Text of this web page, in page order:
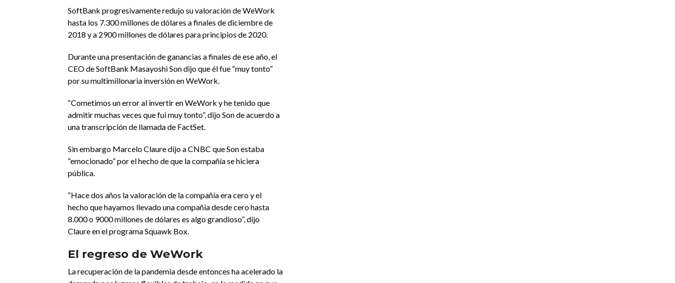
SoftBank progresivamente redujo su valoración de WeWork
hasta los 7.300 millones de dólares a finales de diciembre de
2018 y a 2900 millones de dólares para principios de 2020.
Durante una presentación de ganancias a finales de ese año, el
CEO de SoftBank Masayoshi Son dijo que él fue “muy tonto”
por su multimillonaria inversión en WeWork.
“Cometimos un error al invertir en WeWork y he tenido que
admitir muchas veces que fui muy tonto”, dijo Son de acuerdo a
una transcripción de llamada de FactSet.
Sin embargo Marcelo Claure dijo a CNBC que Son estaba
“emocionado” por el hecho de que la compañía se hiciera
pública.
“Hace dos años la valoración de la compañía era cero y el
hecho que hayamos llevado una compañía desde cero hasta
8.000 o 9000 millones de dólares es algo grandioso”, dijo
Claure en el programa Squawk Box.
El regreso de WeWork
La recuperación de la pandemia desde entonces ha acelerado la